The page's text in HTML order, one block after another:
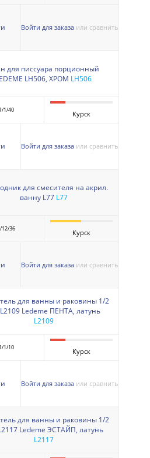
Войти для заказа или сравнить
для писсуара порционный
LH506, ХРОМ LH506
1/1/40 Курск
Войти для заказа или сравнить
для смесителя на акрил.
ванну L77 L77
12/36 Курск
Войти для заказа или сравнить
для ванны и раковины 1/2
Ledeme ПЕНТА, латунь
L2109
1/1/10 Курск
Войти для заказа или сравнить
для ванны и раковины 1/2
Ledeme ЭСТАЙП, латунь
L2117